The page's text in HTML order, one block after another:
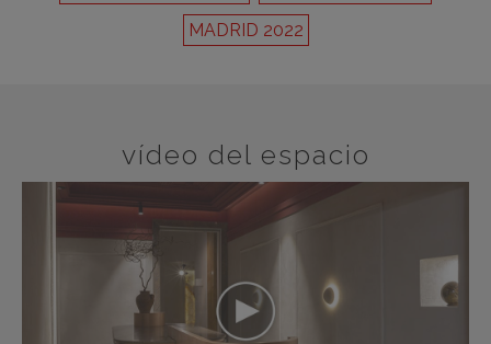
MADRID 2022
vídeo del espacio